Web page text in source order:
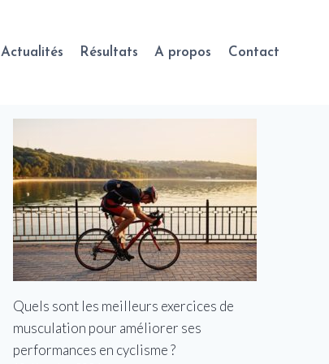
Actualités Résultats A propos Contact
Quels sont les meilleurs exercices de
musculation pour améliorer ses
performances en cyclisme ?